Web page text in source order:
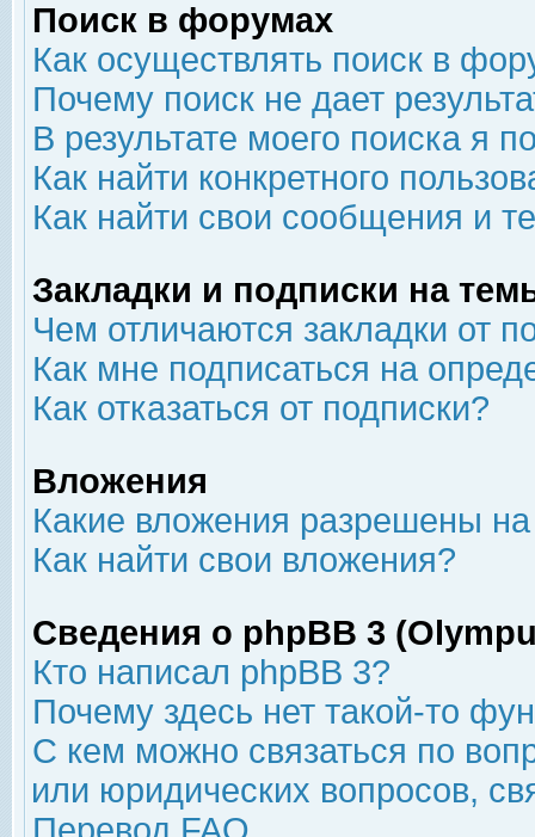
Поиск в форумах
Как осуществлять поиск в
Почему поиск не дает
В результате моего поиска я
Как найти конкретного
Как найти свои сообщения и
Закладки и подписки на
Чем отличаются закладки от
Как мне подписаться на
Как отказаться от подписки?
Вложения
Какие вложения разрешены
Как найти свои вложения?
Сведения о phpBB 3
Кто написал phpBB 3?
Почему здесь нет такой-то
С кем можно связаться по
или юридических вопросов,